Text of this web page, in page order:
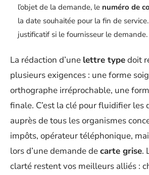
l’objet de la demande, le numéro de
la date souhaitée pour la fin de
justificatif si le fournisseur le demande.
La rédaction d’une lettre typedoit
plusieurs exigences : une forme
orthographe irréprochable, une
finale. C’est la clé pour fluidifier les
auprès de tous les organismes
impôts, opérateur téléphonique,
lors d’une demande decarte grise.
clarté restent vos meilleurs alliés :